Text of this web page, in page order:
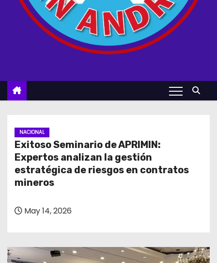
NACIONAL
Exitoso Seminario de APRIMIN:
Expertos analizan la gestión
estratégica de riesgos en contratos
mineros
May 14, 2026